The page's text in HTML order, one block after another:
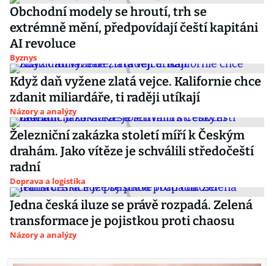
Obchodní modely se hroutí, trh se
extrémně mění, předpovídají čeští kapitáni
AI revoluce
Byznys
Když daň vyžene zlatá vejce. Kalifornie chce
zdanit miliardáře, ti raději utíkají
Názory a analýzy
Železniční zakázka století míří k Českým
drahám. Jako vítěze je schválili středočeští
radní
Doprava a logistika
Jedna česká iluze se právě rozpadá. Zelená
transformace je pojistkou proti chaosu
Názory a analýzy